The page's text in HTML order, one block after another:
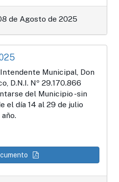
de Agosto de 2025
Municipal, Don
D.N.I. Nº 29.170.866
del Municipio -sin
el día 14 al 29 de julio